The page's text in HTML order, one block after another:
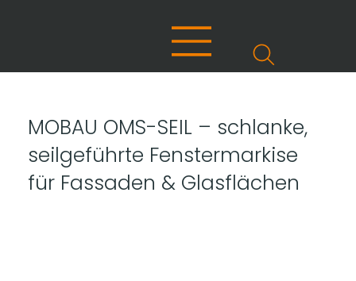
MOBAU OMS-SEIL – schlanke,
seilgeführte Fenstermarkise
für Fassaden & Glasflächen